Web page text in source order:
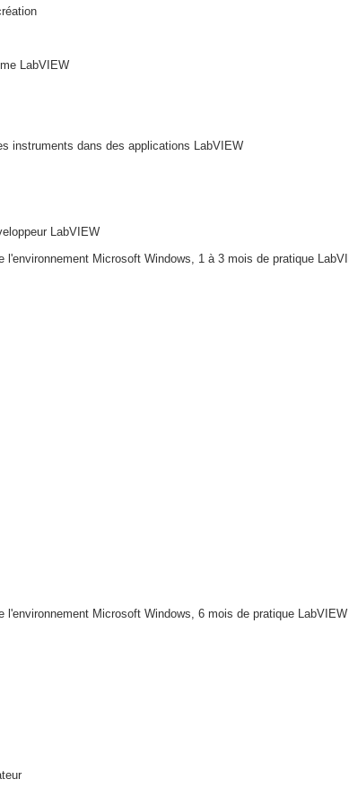
LabVIEW
instruments dans des applications LabVIEW
LabVIEW
l'environnement Microsoft Windows, 1 à 3 mois de pratique
l'environnement Microsoft Windows, 6 mois de pratique